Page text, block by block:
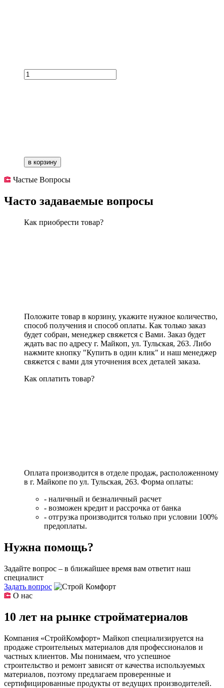
в корзину
Частые Вопросы
Часто задаваемые вопросы
Как приобрести товар?
Положите товар в корзину, укажите нужное количество,
способ получения и способ оплаты. Как только заказ
будет собран, менеджер свяжется с Вами. Заказ будет
ждать вас по адресу г. Майкоп, ул. Тульская, 263. Либо
нажмите кнопку "Купить в один клик" и наш менеджер
свяжется с вами для уточнения всех деталей заказа.
Как оплатить товар?
Оплата производится в отделе продаж, расположенному
в г. Майкопе по ул. Тульская, 263. Форма оплаты:
- наличный и безналичный расчет
- возможен кредит и рассрочка от банка
- отгрузка производится только при условии 100%
предоплаты.
Нужна помощь?
Задайте вопрос – в ближайшее время вам ответит наш
специалист
Задать вопрос
О нас
10 лет на рынке стройматериалов
Компания «СтройКомфорт» Майкоп специализируется на
продаже строительных материалов для профессионалов и
частных клиентов. Мы понимаем, что успешное
строительство и ремонт зависят от качества используемых
материалов, поэтому предлагаем проверенные и
сертифицированные продукты от ведущих производителей.